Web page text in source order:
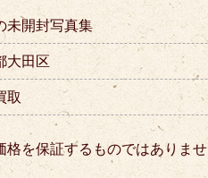
未開封写真集
大田区
取
を保証するものではありま